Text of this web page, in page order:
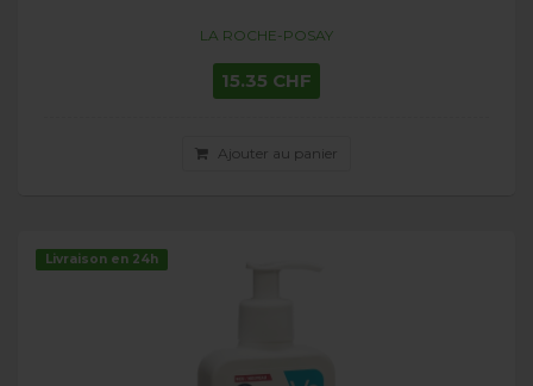
LA ROCHE-POSAY
15.35 CHF
Ajouter au panier
Livraison en 24h